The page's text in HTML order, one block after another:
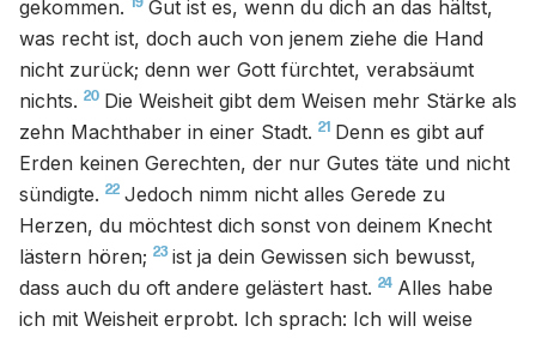
gekommen.
Gut ist es, wenn du dich an das hältst,
was recht ist, doch auch von jenem ziehe die Hand
nicht zurück; denn wer Gott fürchtet, verabsäumt
nichts. 20 Die Weisheit gibt dem Weisen mehr Stärke als
zehn Machthaber in einer Stadt. 21 Denn es gibt auf
Erden keinen Gerechten, der nur Gutes täte und nicht
sündigte. 22 Jedoch nimm nicht alles Gerede zu
Herzen, du möchtest dich sonst von deinem Knecht
lästern hören; 23 ist ja dein Gewissen sich bewusst,
dass auch du oft andere gelästert hast. 24 Alles habe
ich mit Weisheit erprobt. Ich sprach: Ich will weise